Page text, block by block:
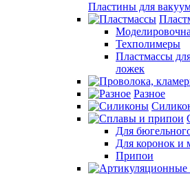
Пластины для
Техполимеры
Пластмассы
ложек
Разное
Для
Для коронок и
Припои